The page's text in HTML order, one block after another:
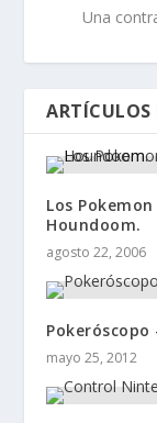
Una
ARTÍCULOS
Los
Houndoom.
agosto 22, 2006
Pokeróscopo
mayo 25, 2012